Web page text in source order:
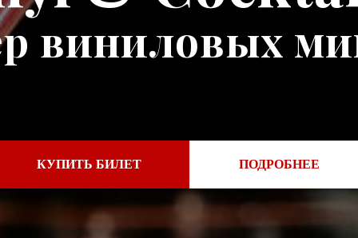
виниловых
КУПИТЬ БИЛЕТ ПОДРОБНЕЕ